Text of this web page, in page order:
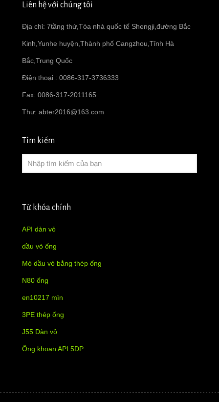
Liên hệ với chúng tôi
Địa chỉ: 7tầng thứ,Tòa nhà quốc tế Shengji,đường Bắc
Kinh,Yunhe huyện,Thành phố Cangzhou,Tỉnh Hà
Bắc,Trung Quốc
Điện thoại : 0086-317-3736333
Fax: 0086-317-2011165
Thư: abter2016@163.com
Tìm kiếm
Từ khóa chính
API dàn vỏ
dầu vỏ ống
Mỏ dầu vỏ bằng thép ống
N80 ống
en10217 mìn
3PE thép ống
J55 Dàn vỏ
Ống khoan API 5DP